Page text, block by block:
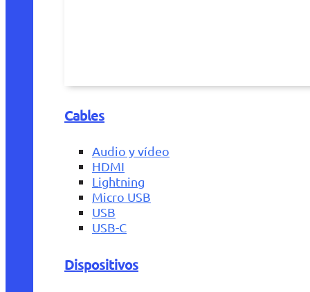
Cables
Audio y vídeo
HDMI
Lightning
Micro USB
USB
USB-C
Dispositivos